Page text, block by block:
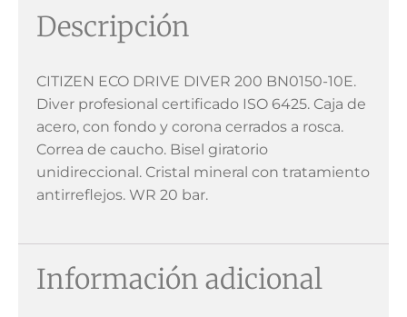
Descripción
CITIZEN ECO DRIVE DIVER 200 BN0150-10E.
Diver profesional certificado ISO 6425. Caja de
acero, con fondo y corona cerrados a rosca.
Correa de caucho. Bisel giratorio
unidireccional. Cristal mineral con tratamiento
antirreflejos. WR 20 bar.
Información adicional